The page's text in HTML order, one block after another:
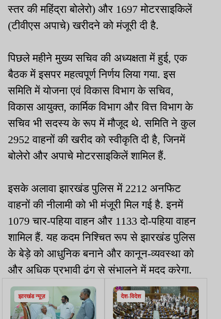
स्तर की महिंद्रा बोलेरो) और 1697 मोटरसाइकिलें
(टीवीएस अपाचे) खरीदने को मंजूरी दी है.
पिछले महीने मुख्य सचिव की अध्यक्षता में हुई, एक
बैठक में इसपर महत्वपूर्ण निर्णय लिया गया. इस
समिति में योजना एवं विकास विभाग के सचिव,
विकास आयुक्त, कार्मिक विभाग और वित्त विभाग के
सचिव भी सदस्य के रूप में मौजूद थे. समिति ने कुल
2952 वाहनों की खरीद को स्वीकृति दी है, जिनमें
बोलेरो और अपाचे मोटरसाइकिलें शामिल हैं.
इसके अलावा झारखंड पुलिस में 2212 अनफिट
वाहनों की नीलामी को भी मंजूरी मिल गई है. इनमें
1079 चार-पहिया वाहन और 1133 दो-पहिया वाहन
शामिल हैं. यह कदम निश्चित रूप से झारखंड पुलिस
के बेड़े को आधुनिक बनाने और कानून-व्यवस्था को
और अधिक प्रभावी ढंग से संभालने में मदद करेगा.
झारखंड न्यूज़ देश-विदेश